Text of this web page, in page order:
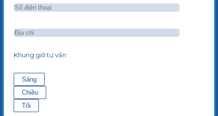
Khung giờ tư vấn
Sáng
Chiều
Tối